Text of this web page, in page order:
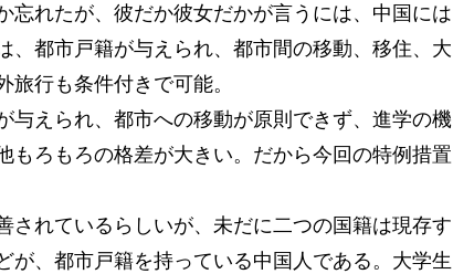
忘れたが、彼だか彼女だかが言うには、中国には
都市戸籍が与えられ、都市間の移動、移住、大
行も条件付きで可能。
与えられ、都市への移動が原則できず、進学の機
ろもろの格差が大きい。だから今回の特例措置
されているらしいが、未だに二つの国籍は現存す
、都市戸籍を持っている中国人である。大学生